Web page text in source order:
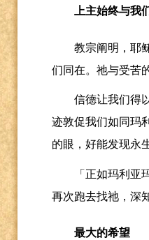
上主始终与我
教宗阐明，耶
们同在。祂与受苦
信德让我们得
迹敦促我们如同玛
的眼，好能发现永
「正如玛利
再次跑去找祂，深
最大的希望